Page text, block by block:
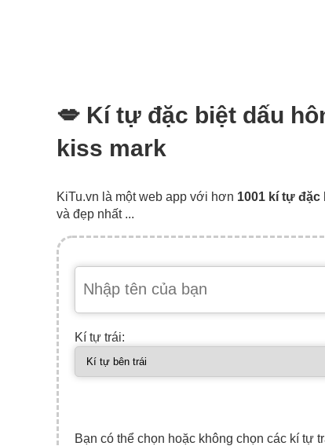
💋 Kí tự đặc biệt dấu
kiss mark
KiTu.vn là một web app với hơn 1001 kí tự đặc
và đẹp nhất ...
Kí tự trái:
Bạn có thể chọn hoặc không chọn các kí tự